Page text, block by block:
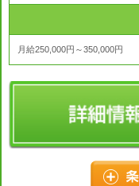
月給250,000円～350,000円